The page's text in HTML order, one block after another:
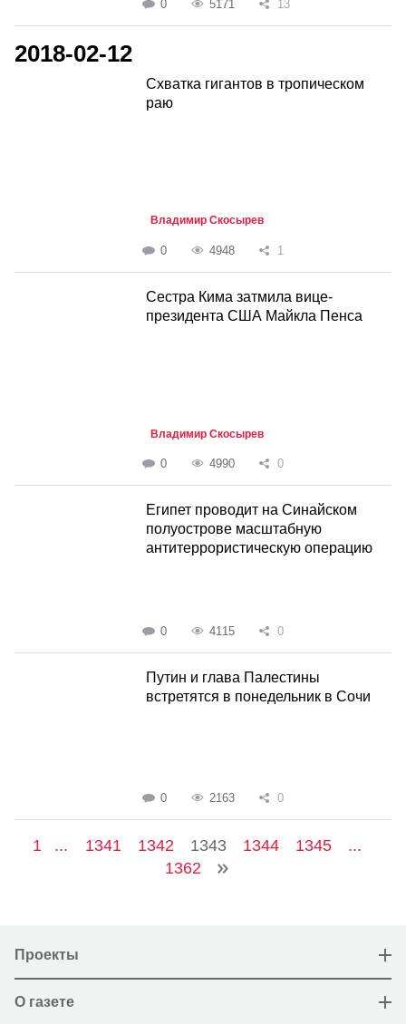
0 5171 13
2018-02-12
Схватка гигантов в тропическом
раю
Владимир Скосырев
0 4948 1
Сестра Кима затмила вице-
президента США Майкла Пенса
Владимир Скосырев
0 4990 0
Египет проводит на Синайском
полуострове масштабную
антитеррористическую операцию
0 4115 0
Путин и глава Палестины
встретятся в понедельник в Сочи
0 2163 0
1 ... 1341 1342 1343 1344 1345
...
1362
Проекты
О газете